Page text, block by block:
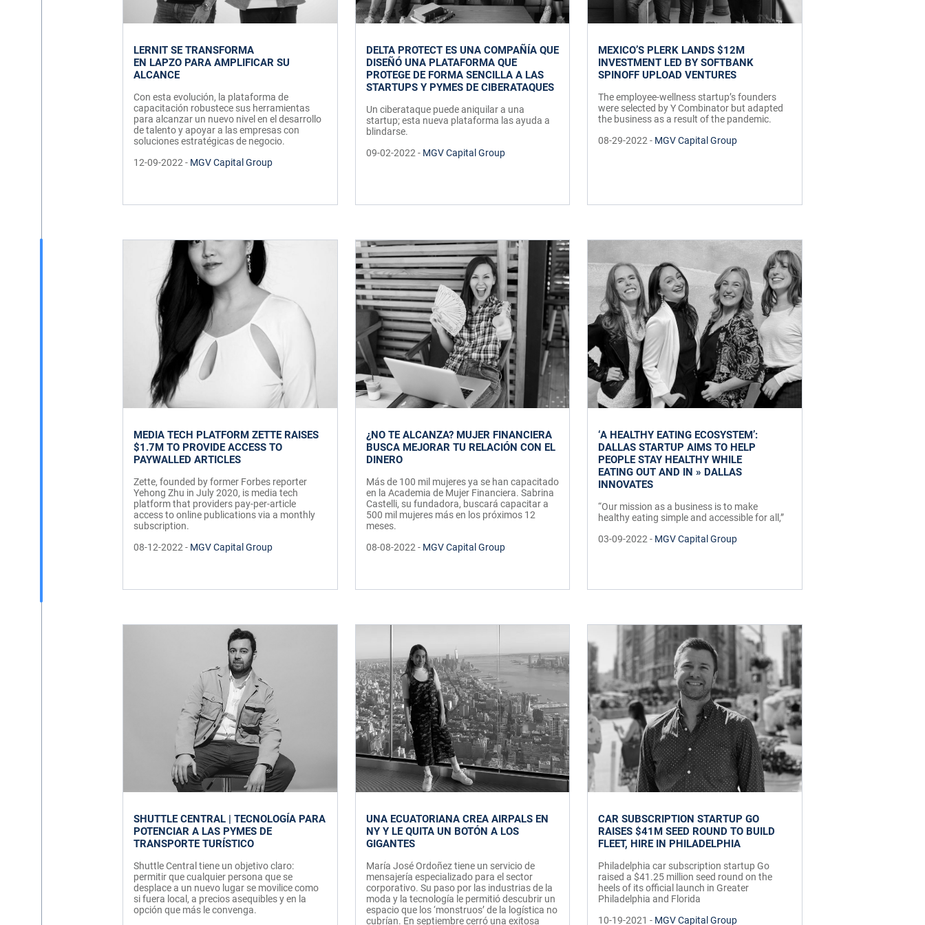
LERNIT SE TRANSFORMA
EN LAPZO PARA AMPLIFICAR SU
ALCANCE
Con esta evolución, la plataforma de
capacitación robustece sus herramientas
para alcanzar un nuevo nivel en el desarrollo
de talento y apoyar a las empresas con
soluciones estratégicas de negocio.
12-09-2022 - MGV Capital Group
DELTA PROTECT ES UNA COMPAÑÍA QUE
DISEÑÓ UNA PLATAFORMA QUE
PROTEGE DE FORMA SENCILLA A LAS
STARTUPS Y PYMES DE CIBERATAQUES
Un ciberataque puede aniquilar a una
startup; esta nueva plataforma las ayuda a
blindarse.
09-02-2022 - MGV Capital Group
MEXICO’S PLERK LANDS $12M
INVESTMENT LED BY SOFTBANK
SPINOFF UPLOAD VENTURES
The employee-wellness startup’s founders
were selected by Y Combinator but adapted
the business as a result of the pandemic.
08-29-2022 - MGV Capital Group
MEDIA TECH PLATFORM ZETTE RAISES
$1.7M TO PROVIDE ACCESS TO
PAYWALLED ARTICLES
Zette, founded by former Forbes reporter
Yehong Zhu in July 2020, is media tech
platform that providers pay-per-article
access to online publications via a monthly
subscription.
08-12-2022 - MGV Capital Group
¿NO TE ALCANZA? MUJER FINANCIERA
BUSCA MEJORAR TU RELACIÓN CON EL
DINERO
Más de 100 mil mujeres ya se han capacitado
en la Academia de Mujer Financiera. Sabrina
Castelli, su fundadora, buscará capacitar a
500 mil mujeres más en los próximos 12
meses.
08-08-2022 - MGV Capital Group
‘A HEALTHY EATING ECOSYSTEM’:
DALLAS STARTUP AIMS TO HELP
PEOPLE STAY HEALTHY WHILE
EATING OUT AND IN » DALLAS
INNOVATES
“Our mission as a business is to make
healthy eating simple and accessible for all,”
03-09-2022 - MGV Capital Group
SHUTTLE CENTRAL | TECNOLOGÍA PARA
POTENCIAR A LAS PYMES DE
TRANSPORTE TURÍSTICO
Shuttle Central tiene un objetivo claro:
permitir que cualquier persona que se
desplace a un nuevo lugar se movilice como
si fuera local, a precios asequibles y en la
opción que más le convenga.
UNA ECUATORIANA CREA AIRPALS EN
NY Y LE QUITA UN BOTÓN A LOS
GIGANTES
María José Ordoñez tiene un servicio de
mensajería especializado para el sector
corporativo. Su paso por las industrias de la
moda y la tecnología le permitió descubrir un
espacio que los ‘monstruos’ de la logística no
cubrían. En septiembre cerró una exitosa
CAR SUBSCRIPTION STARTUP GO
RAISES $41M SEED ROUND TO BUILD
FLEET, HIRE IN PHILADELPHIA
Philadelphia car subscription startup Go
raised a $41.25 million seed round on the
heels of its official launch in Greater
Philadelphia and Florida
10-19-2021 - MGV Capital Group